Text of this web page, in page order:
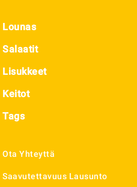
Lounas
Salaatit
Lisukkeet
Keitot
Tags
Ota Yhteyttä
Saavutettavuus Lausunto